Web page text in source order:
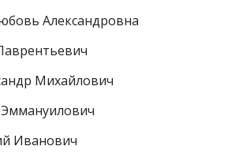
Александровна
Михайлович
Иванович